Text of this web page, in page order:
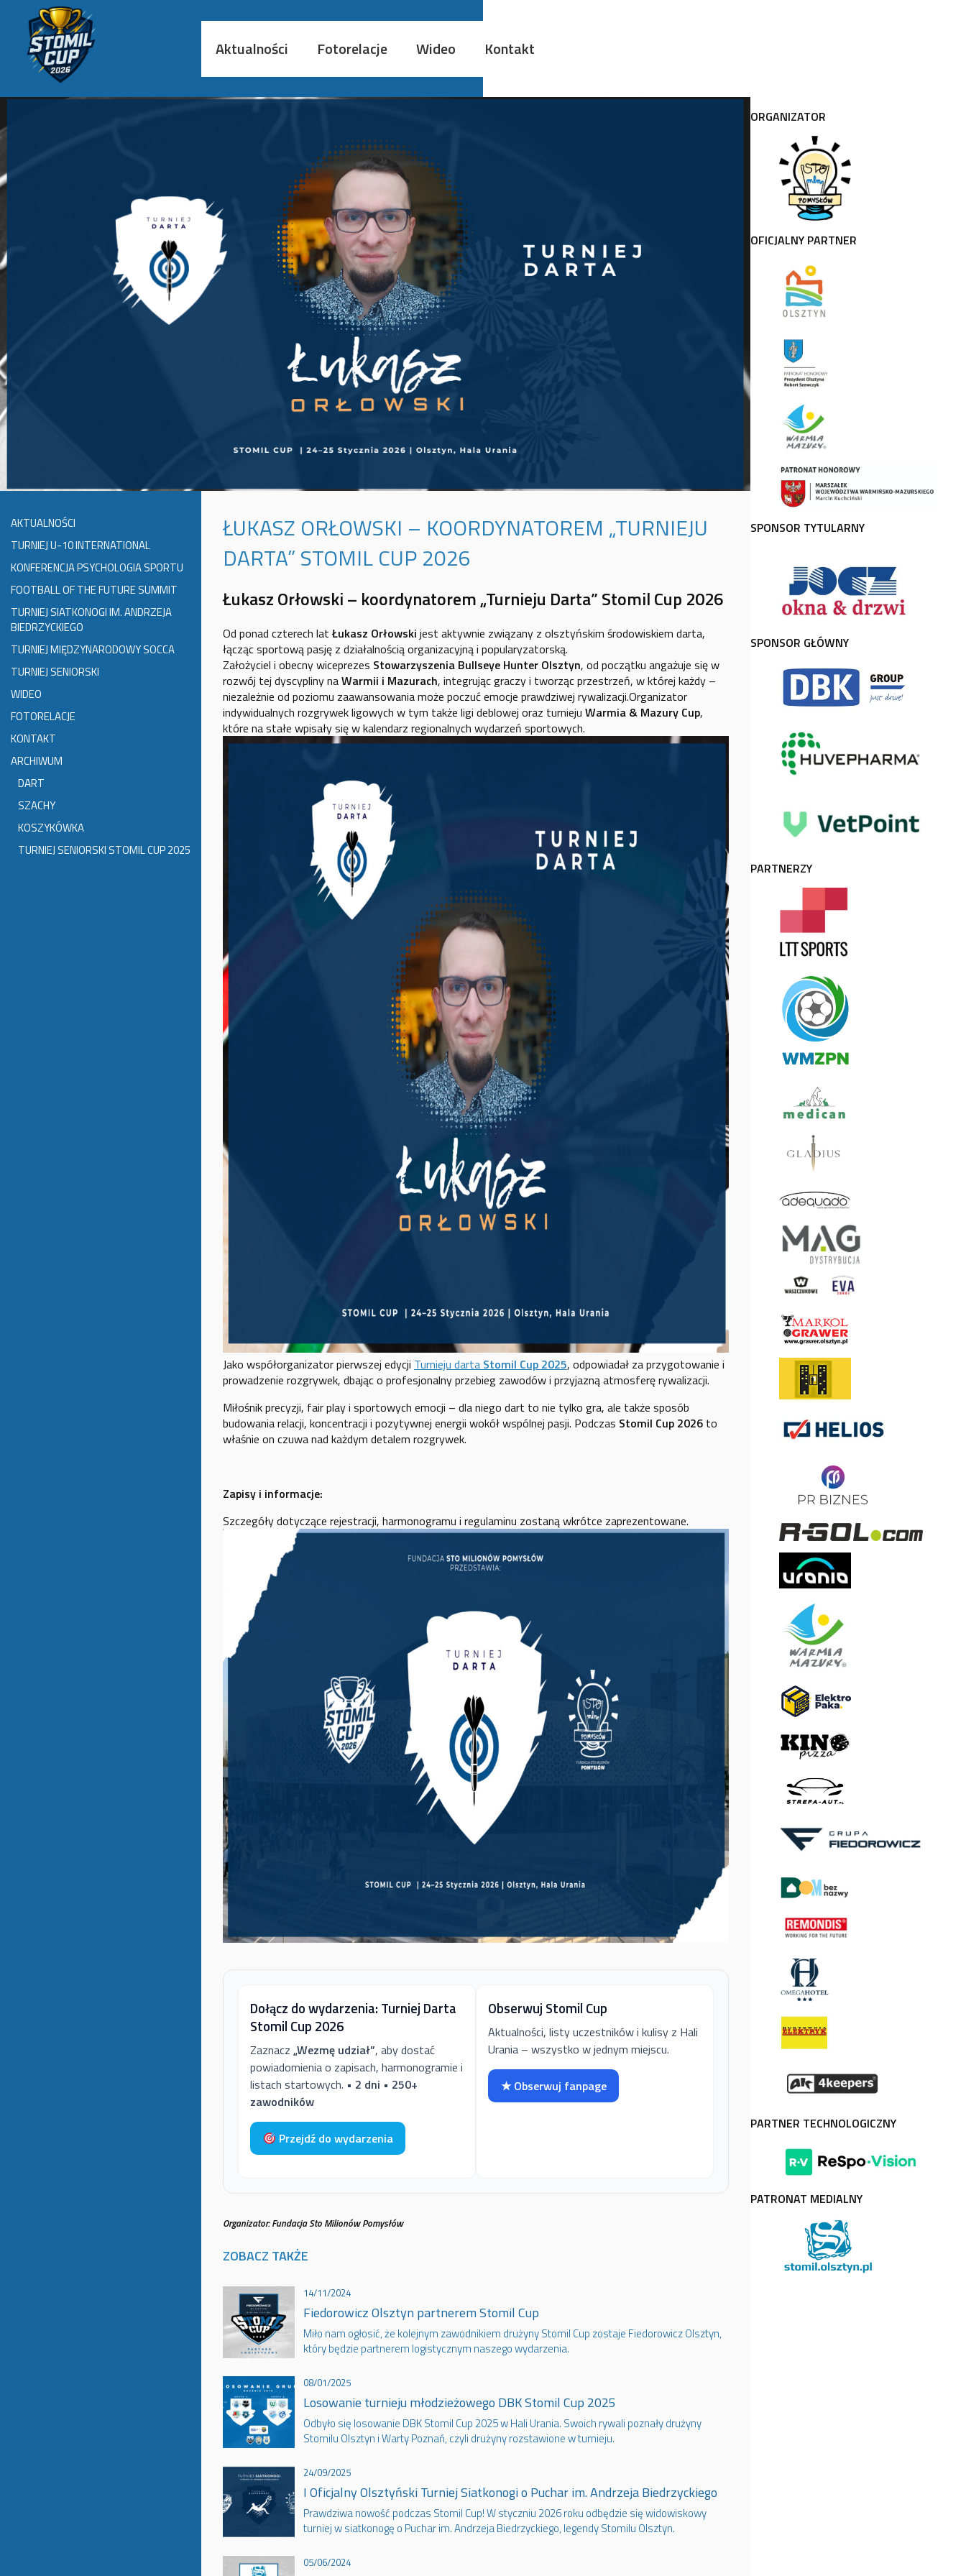
Aktualności Fotorelacje Wideo Kontakt
AKTUALNOŚCI
TURNIEJ U-10 INTERNATIONAL
KONFERENCJA PSYCHOLOGIA SPORTU
FOOTBALL OF THE FUTURE SUMMIT
TURNIEJ SIATKONOGI IM. ANDRZEJA
BIEDRZYCKIEGO
TURNIEJ MIĘDZYNARODOWY SOCCA
TURNIEJ SENIORSKI
WIDEO
FOTORELACJE
KONTAKT
ARCHIWUM
DART
SZACHY
KOSZYKÓWKA
TURNIEJ SENIORSKI STOMIL CUP 2025
ŁUKASZ ORŁOWSKI – KOORDYNATOREM „TURNIEJU
DARTA” STOMIL CUP 2026
Łukasz Orłowski – koordynatorem „Turnieju Darta” Stomil Cup 2026
Od ponad czterech lat Łukasz Orłowski jest aktywnie związany z olsztyńskim środowiskiem darta,
łącząc sportową pasję z działalnością organizacyjną i popularyzatorską.
Założyciel i obecny wiceprezes Stowarzyszenia Bullseye Hunter Olsztyn, od początku angażuje się w
rozwój tej dyscypliny naWarmii i Mazurach, integrując graczy i tworząc przestrzeń, w której każdy –
niezależnie od poziomu zaawansowania może poczuć emocje prawdziwej rywalizacji.Organizator
indywidualnych rozgrywek ligowych w tym także ligi deblowej oraz turnieju Warmia & Mazury Cup,
które na stałe wpisały się w kalendarz regionalnych wydarzeń sportowych.
Jako współorganizator pierwszej edycji Turnieju darta Stomil Cup 2025, odpowiadał za przygotowanie i
prowadzenie rozgrywek, dbając o profesjonalny przebieg zawodów i przyjazną atmosferę rywalizacji.
Miłośnik precyzji, fair play i sportowych emocji – dla niego dart to nie tylko gra, ale także sposób
budowania relacji, koncentracji i pozytywnej energii wokół wspólnej pasji. Podczas Stomil Cup 2026 to
właśnie on czuwa nad każdym detalem rozgrywek.
Zapisy i informacje:
Szczegóły dotyczące rejestracji, harmonogramu i regulaminu zostaną wkrótce zaprezentowane.
Dołącz do wydarzenia: Turniej Darta
Stomil Cup 2026
Zaznacz „Wezmę udział”, aby dostać
powiadomienia o zapisach, harmonogramie i
listach startowych. • 2 dni • 250+
zawodników
Przejdź do wydarzenia
Obserwuj Stomil Cup
Aktualności, listy uczestników i kulisy z Hali
Urania – wszystko w jednym miejscu.
★ Obserwuj fanpage
Organizator: Fundacja Sto Milionów Pomysłów
ZOBACZ TAKŻE
14/11/2024
Fiedorowicz Olsztyn partnerem Stomil Cup
Miło nam ogłosić, że kolejnym zawodnikiem drużyny Stomil Cup zostaje Fiedorowicz Olsztyn,
który będzie partnerem logistycznym naszego wydarzenia.
08/01/2025
Losowanie turnieju młodzieżowego DBK Stomil Cup 2025
Odbyło się losowanie DBK Stomil Cup 2025 w Hali Urania. Swoich rywali poznały drużyny
Stomilu Olsztyn i Warty Poznań, czyli drużyny rozstawione w turnieju.
24/09/2025
I Oficjalny Olsztyński Turniej Siatkonogi o Puchar im. Andrzeja Biedrzyckiego
Prawdziwa nowość podczas Stomil Cup! W styczniu 2026 roku odbędzie się widowiskowy
turniej w siatkonogę o Puchar im. Andrzeja Biedrzyckiego, legendy Stomilu Olsztyn.
05/06/2024
ORGANIZATOR
OFICJALNY PARTNER
SPONSOR TYTULARNY
SPONSOR GŁÓWNY
PARTNERZY
PARTNER TECHNOLOGICZNY
PATRONAT MEDIALNY